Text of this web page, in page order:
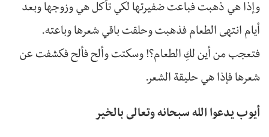
وإذا هي ذهبت فباعت ضفيرتها لكي تأكل هي وزوجها وبعد
أيام انتهى الطعام فذهبت وحلقت باقي شعرها وباعته.
فتعجب من أين لكِ الطعام؟! وسكتت وألح فألح فكشفت عن
شعرها فإذا هي حليقة الشعر.
أيوب يدعوا الله سبحانه وتعالى بالخير